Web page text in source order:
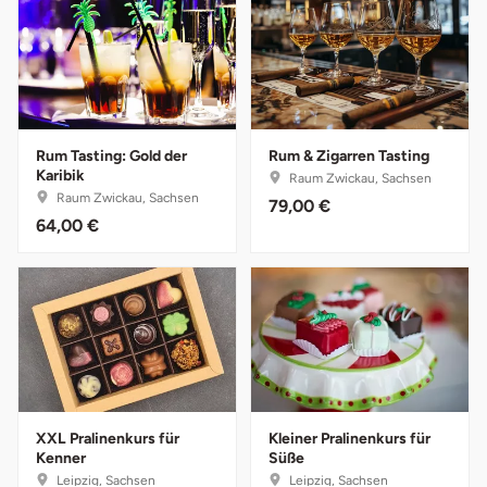
Rum Tasting: Gold der
Karibik
Raum Zwickau, Sachsen
64,00 €
Rum & Zigarren Tasting
Raum Zwickau, Sachsen
79,00 €
XXL Pralinenkurs für
Kenner
Leipzig, Sachsen
Kleiner Pralinenkurs für
Süße
Leipzig, Sachsen
Düsseldorf
Erfurt
Erlangen
Essen
Flensburg
Frankfurt am Main
Freiberg
Freiburg
Fulda